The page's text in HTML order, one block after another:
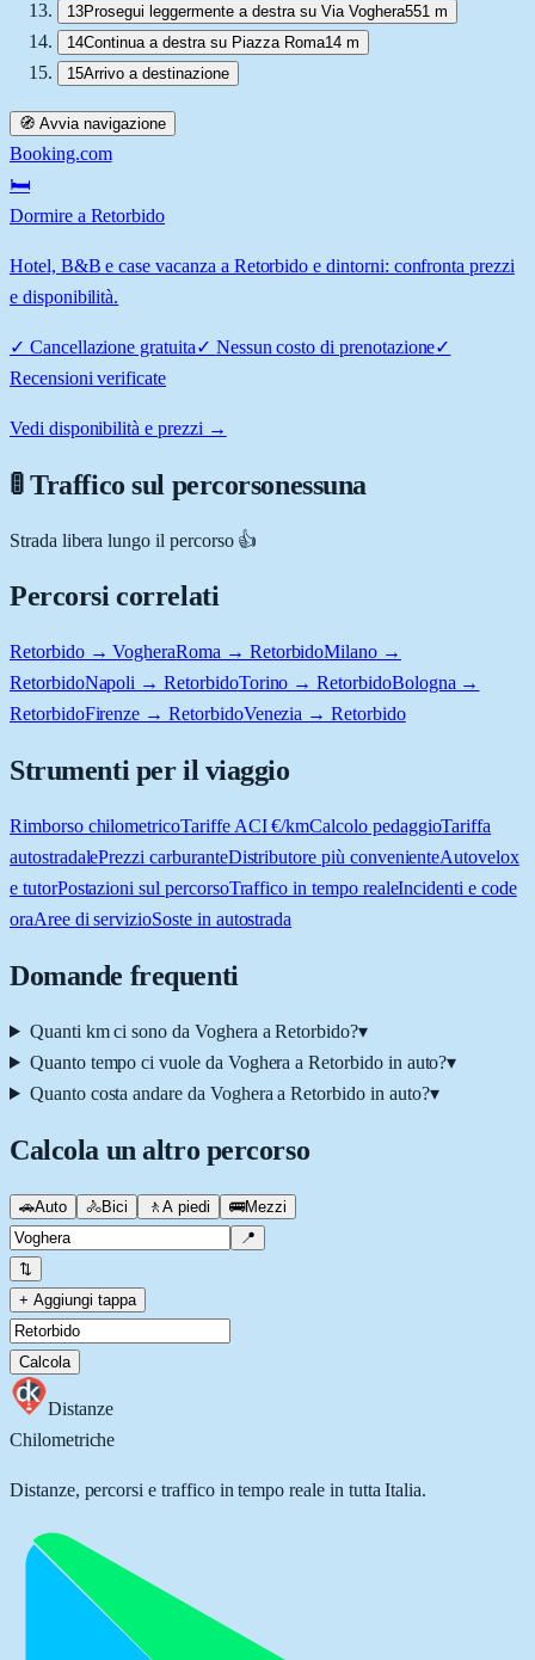
13Prosegui leggermente a destra su Via Voghera551 m
14Continua a destra su Piazza Roma14 m
15Arrivo a destinazione
🧭 Avvia navigazione
Booking.com
🛏️
Dormire a Retorbido
Hotel, B&B e case vacanza a Retorbido e dintorni: confronta prezzi
e disponibilità.
✓ Cancellazione gratuita✓ Nessun costo di prenotazione✓
Recensioni verificate
Vedi disponibilità e prezzi →
🚦 Traffico sul percorsonessuna
Strada libera lungo il percorso 👍
Percorsi correlati
Retorbido → VogheraRoma → RetorbidoMilano →
RetorbidoNapoli → RetorbidoTorino → RetorbidoBologna →
RetorbidoFirenze → RetorbidoVenezia → Retorbido
Strumenti per il viaggio
Rimborso chilometricoTariffe ACI €/kmCalcolo pedaggioTariffa
autostradalePrezzi carburanteDistributore più convenienteAutovelox
e tutorPostazioni sul percorsoTraffico in tempo realeIncidenti e code
oraAree di servizioSoste in autostrada
Domande frequenti
Quanti km ci sono da Voghera a Retorbido?▾
Quanto tempo ci vuole da Voghera a Retorbido in auto?▾
Quanto costa andare da Voghera a Retorbido in auto?▾
Calcola un altro percorso
🚗Auto 🚴Bici 🚶 A piedi 🚌Mezzi
📍
⇅
+ Aggiungi tappa
Calcola
Distanze
Chilometriche
Distanze, percorsi e traffico in tempo reale in tutta Italia.